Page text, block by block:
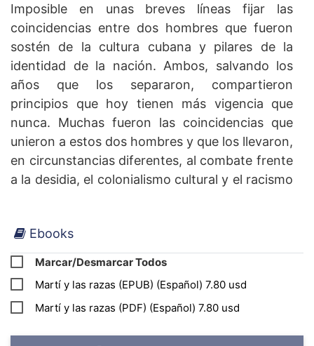
Imposible en unas breves líneas fijar las
coincidencias entre dos hombres que fueron
sostén de la cultura cubana y pilares de la
identidad de la nación. Ambos, salvando los
años que los separaron, compartieron
principios que hoy tienen más vigencia que
nunca. Muchas fueron las coincidencias que
unieron a estos dos hombres y que los llevaron,
en circunstancias diferentes, al combate frente
a la desidia, el colonialismo cultural y el racismo
Fernando Ortiz. Martí el poeta y don Fernando
el antropólogo, se dan la mano en un tiempo
misma cosa. O, al menos, las dos aspiraciones
más altas del conocimiento humano.
Ebooks
Marcar/Desmarcar Todos
Martí y las razas (EPUB) (Español) 7.80 usd
Martí y las razas (PDF) (Español) 7.80 usd